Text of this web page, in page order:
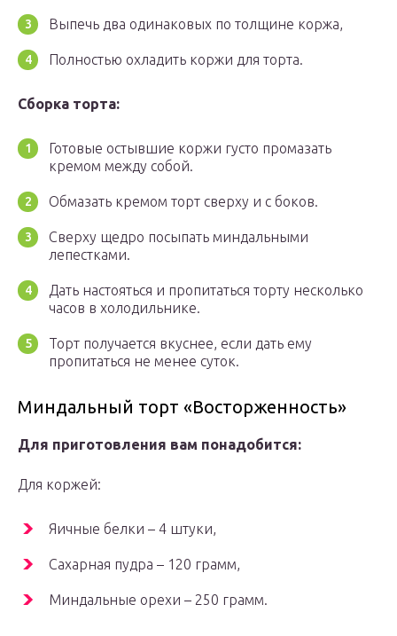
Выпечь два одинаковых по толщине коржа,
Полностью охладить коржи для торта.
Сборка торта:
Готовые остывшие коржи густо промазать
кремом между собой.
Обмазать кремом торт сверху и с боков.
Сверху щедро посыпать миндальными
лепестками.
Дать настояться и пропитаться торту несколько
часов в холодильнике.
Торт получается вкуснее, если дать ему
пропитаться не менее суток.
Миндальный торт «Восторженность»
Для приготовления вам понадобится:
Для коржей:
Яичные белки – 4 штуки,
Сахарная пудра – 120 грамм,
Миндальные орехи – 250 грамм.